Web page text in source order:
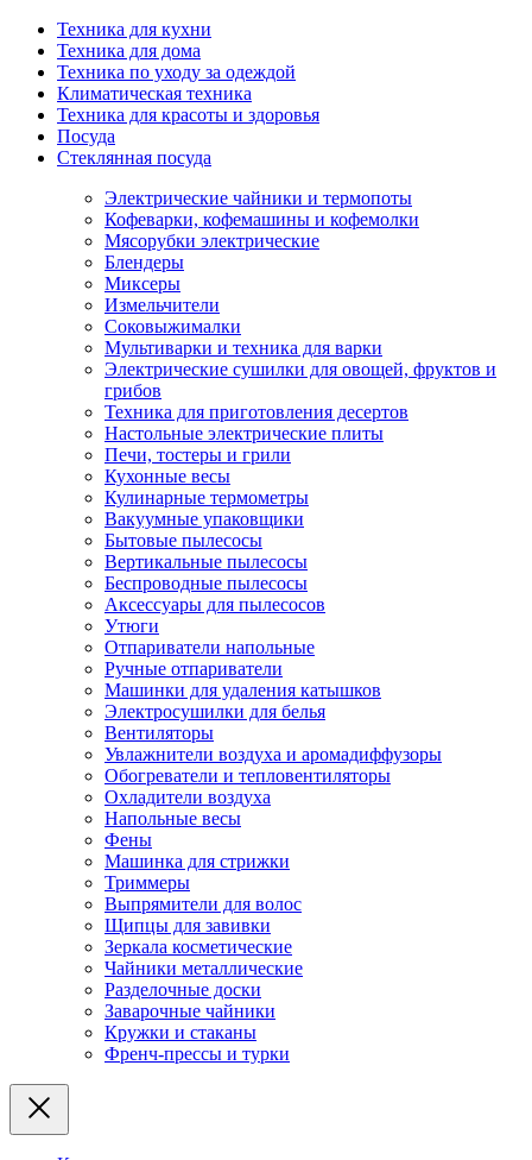
Техника для кухни
Техника для дома
Техника по уходу за одеждой
Климатическая техника
Техника для красоты и здоровья
Посуда
Стеклянная посуда
Электрические чайники и термопоты
Кофеварки, кофемашины и кофемолки
Мясорубки электрические
Блендеры
Миксеры
Измельчители
Соковыжималки
Мультиварки и техника для варки
Электрические сушилки для овощей, фруктов и
грибов
Техника для приготовления десертов
Настольные электрические плиты
Печи, тостеры и грили
Кухонные весы
Кулинарные термометры
Вакуумные упаковщики
Бытовые пылесосы
Вертикальные пылесосы
Беспроводные пылесосы
Аксессуары для пылесосов
Утюги
Отпариватели напольные
Ручные отпариватели
Машинки для удаления катышков
Электросушилки для белья
Вентиляторы
Увлажнители воздуха и аромадиффузоры
Обогреватели и тепловентиляторы
Охладители воздуха
Напольные весы
Фены
Машинка для стрижки
Триммеры
Выпрямители для волос
Щипцы для завивки
Зеркала косметические
Чайники металлические
Разделочные доски
Заварочные чайники
Кружки и стаканы
Френч-прессы и турки